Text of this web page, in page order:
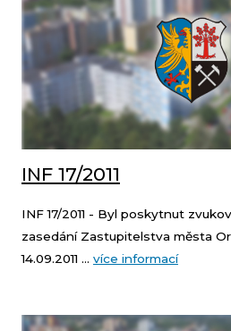
INF 17/2011
INF 17/2011 - Byl poskytnut
zasedání Zastupitelstva města
14.09.2011 ... více informací